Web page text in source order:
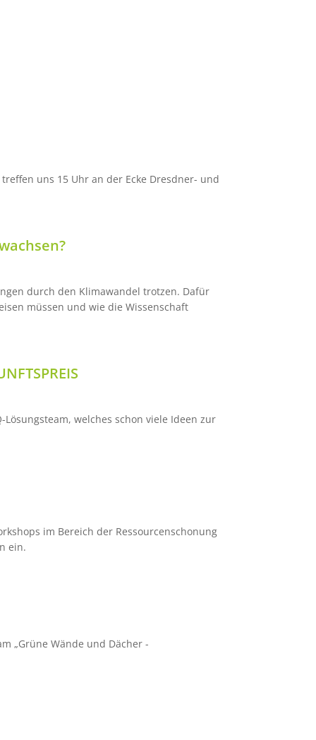
uns 15 Uhr an der Ecke Dresdner- und
durch den Klimawandel trotzen. Dafür
müssen und wie die Wissenschaft
welches schon viele Ideen zur
im Bereich der Ressourcenschonung
ein.
„Grüne Wände und Dächer -